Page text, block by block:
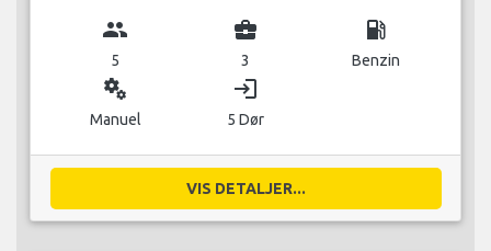
group
5
business_center
3
local_gas_station
Benzin
miscellaneous_services
Manuel
login
5 Dør
VIS DETALJER...